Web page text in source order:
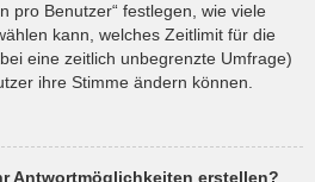
pro Benutzer“ festlegen, wie viele
kann, welches Zeitlimit für die
eine zeitlich unbegrenzte Umfrage)
ihre Stimme ändern können.
Antwortmöglichkeiten erstellen?